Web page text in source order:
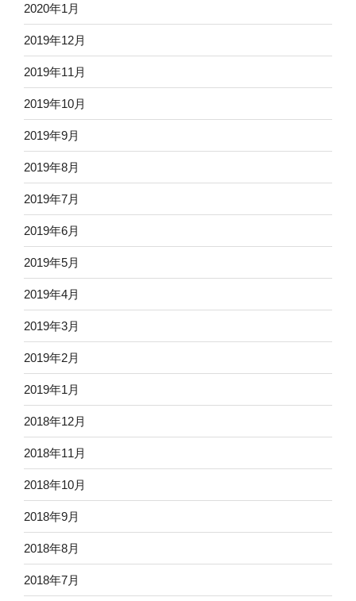
2020年1月
2019年12月
2019年11月
2019年10月
2019年9月
2019年8月
2019年7月
2019年6月
2019年5月
2019年4月
2019年3月
2019年2月
2019年1月
2018年12月
2018年11月
2018年10月
2018年9月
2018年8月
2018年7月